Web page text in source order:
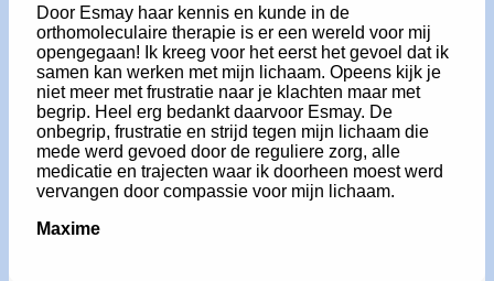
Door Esmay haar kennis en kunde in de
orthomoleculaire therapie is er een wereld voor mij
opengegaan! Ik kreeg voor het eerst het gevoel dat ik
samen kan werken met mijn lichaam. Opeens kijk je
niet meer met frustratie naar je klachten maar met
begrip. Heel erg bedankt daarvoor Esmay. De
onbegrip, frustratie en strijd tegen mijn lichaam die
mede werd gevoed door de reguliere zorg, alle
medicatie en trajecten waar ik doorheen moest werd
vervangen door compassie voor mijn lichaam.
Maxime